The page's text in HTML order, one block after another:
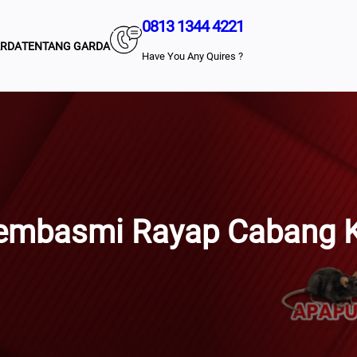
TENTANG GARDA
0813 1344 4221
Have You Any Quires ?
Rayap Cabang